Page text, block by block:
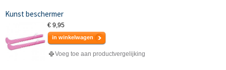
Kunst beschermer
€ 9,95
in winkelwagen
Voeg toe aan productvergelijking